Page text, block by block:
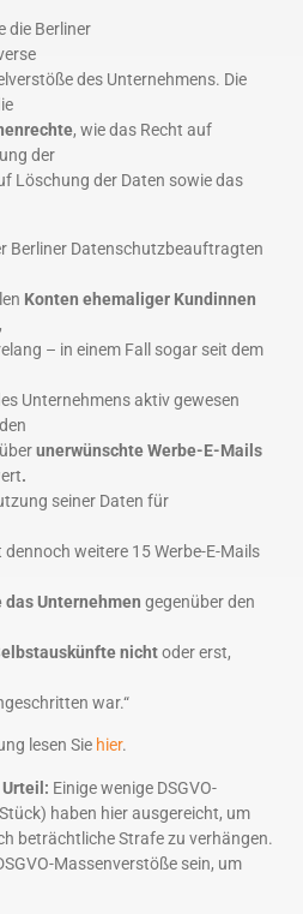
die Berliner
des Unternehmens. Die
, wie das Recht auf
der
Löschung der Daten sowie das
Berliner Datenschutzbeauftragten
Konten ehemaliger Kundinnen
,
– in einem Fall sogar seit dem
Unternehmens aktiv gewesen
unerwünschte Werbe-E-Mails
.
seiner Daten für
weitere 15 Werbe-E-Mails
Unternehmen gegenüber den
nichtoder erst,
war.“
lesen Sie hier.
Einige wenige DSGVO-
haben hier ausgereicht, um
beträchtliche Strafe zu verhängen.
Massenverstöße sein, um